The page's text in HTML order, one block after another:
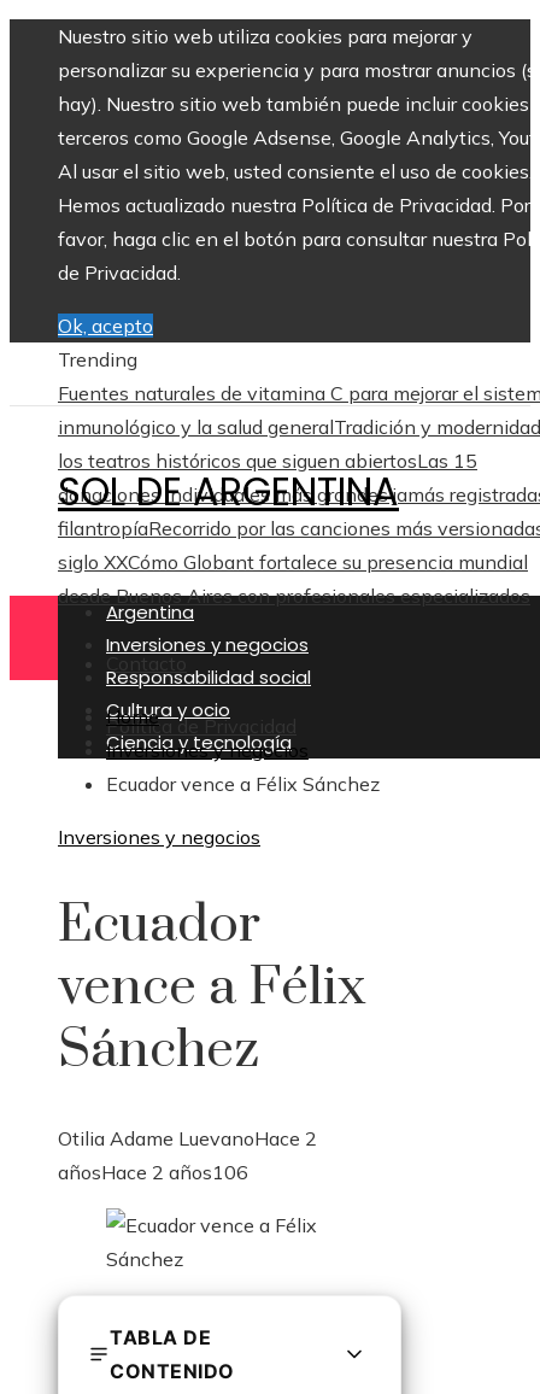
Nuestro sitio web utiliza cookies para mejorar y
personalizar su experiencia y para mostrar anuncios
hay). Nuestro sitio web también puede incluir cookies
terceros como Google Adsense, Google Analytics,
Al usar el sitio web, usted consiente el uso de cookies.
Hemos actualizado nuestra Política de Privacidad. Por
favor, haga clic en el botón para consultar nuestra
de Privacidad.
Ok, acepto
Trending
Fuentes naturales de vitamina C para mejorar el
inmunológico y la salud generalTradición y
los teatros históricos que siguen abiertosLas 15
donaciones individuales más grandes jamás
filantropíaRecorrido por las canciones más
siglo XXCómo Globant fortalece su presencia mundial
desde Buenos Aires con profesionales especializados
Contacto
Política de Privacidad
SOL DE ARGENTINA
Argentina
Inversiones y negocios
Responsabilidad social
Cultura y ocio
Ciencia y tecnología
Home
Inversiones y negocios
Ecuador vence a Félix Sánchez
Inversiones y negocios
Ecuador
vence a Félix
Sánchez
Otilia Adame LuevanoHace 2
añosHace 2 años106
TABLA DE
CONTENIDO